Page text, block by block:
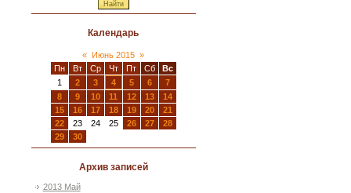
Календарь
« Июнь 2015 »
Пн
Вт Ср Чт Пт Сб
Вс
1
2 3 4 5 6
7
8
9 10 11 12 13
14
15
16 17 18 19 20
21
22
23 24 25 26 27
28
29
30
Архив записей
2013 Май